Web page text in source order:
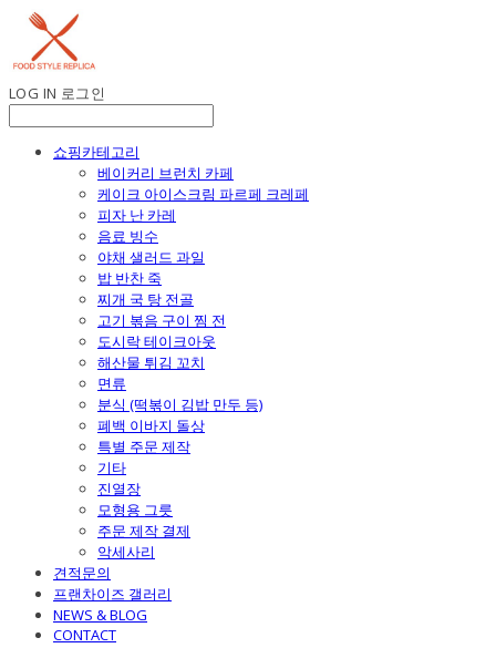
LOG IN 로그인
쇼핑카테고리
베이커리 브런치 카페
케이크 아이스크림 파르페 크레페
피자 난 카레
음료 빙수
야채 샐러드 과일
밥 반찬 죽
찌개 국 탕 전골
고기 볶음 구이 찜 전
도시락 테이크아웃
해산물 튀김 꼬치
면류
분식 (떡볶이 김밥 만두 등)
폐백 이바지 돌상
특별 주문 제작
기타
진열장
모형용 그릇
주문 제작 결제
악세사리
견적문의
프랜차이즈 갤러리
NEWS & BLOG
CONTACT